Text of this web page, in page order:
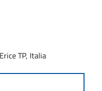
TP, Italia